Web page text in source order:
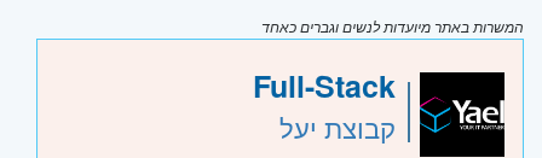
המשרות באתר מיועדות לנשים וגברים כאחד
Full-Stack
קבוצת יעל